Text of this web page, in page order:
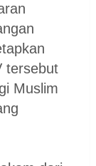
tersebut
Muslim